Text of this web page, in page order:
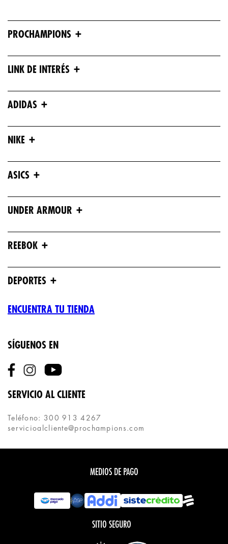
PROCHAMPIONS +
LINK DE INTERÉS +
ADIDAS +
NIKE +
ASICS +
UNDER ARMOUR +
REEBOK +
DEPORTES +
ENCUENTRA TU TIENDA
SÍGUENOS EN
SERVICIO AL CLIENTE
Teléfono: 300 913 4267
servicioalcliente@prochampions.com
MEDIOS DE PAGO
SITIO SEGURO